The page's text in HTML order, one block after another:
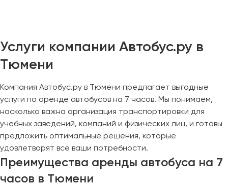
Услуги компании Автобус.ру в
Тюмени
Компания Автобус.ру в Тюмени предлагает выгодные
услуги по аренде автобусов на 7 часов. Мы понимаем,
насколько важна организация транспортировки для
учебных заведений, компаний и физических лиц, и готовы
предложить оптимальные решения, которые
удовлетворят все ваши потребности.
Преимущества аренды автобуса на 7
часов в Тюмени